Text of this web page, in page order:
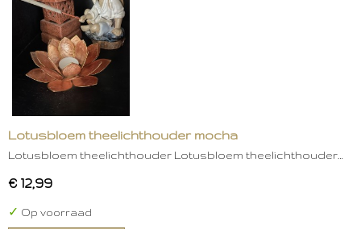
Lotusbloem theelichthouder mocha
Lotusbloem theelichthouder Lotusbloem theelichthouder…
€ 12,99
✓ Op voorraad